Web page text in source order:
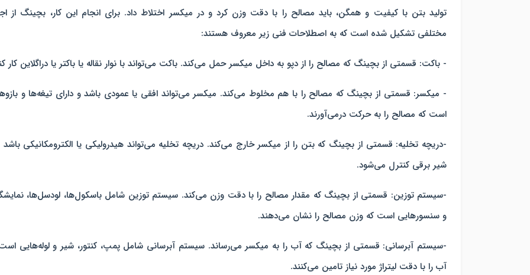
تولید بتن با کیفیت و همگن، باید مصالح را با دقت وزن کرد و در میکسر اختلاط داد. برای انجام این کار، بچینگ از
مختلفی تشکیل شده است که به اصطلاحات فنی زیر معروف هستند:
- باکت: قسمتی از بچینگ که مصالح را از دپو به داخل میکسر حمل می‌کند. باکت می‌تواند با نوار نقاله یا باکتر یا دراگلاین کار
- میکسر: قسمتی از بچینگ که مصالح را با هم مخلوط می‌کند. میکسر می‌تواند افقی یا عمودی باشد و دارای تیغه‌ها و
است که مصالح را به حرکت درمی‌آورند.
-دریچه تخلیه: قسمتی از بچینگ که بتن را از میکسر خارج می‌کند. دریچه تخلیه می‌تواند هیدرولیکی یا الکترومکانیکی باشد
شیر برقی کنترل می‌شود.
-سیستم توزین: قسمتی از بچینگ که مقدار مصالح را با دقت وزن می‌کند. سیستم توزین شامل باسکول‌ها، لودسل‌ها،
و سنسورهایی است که وزن مصالح را نشان می‌دهند.
-سیستم آبرسانی: قسمتی از بچینگ که آب را به میکسر می‌رساند. سیستم آبرسانی شامل پمپ، کنتور، شیر و لوله‌هایی
آب را با دقت لیتراژ مورد نیاز تامین می‌کنند.